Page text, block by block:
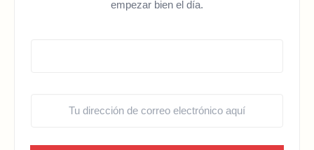
empezar bien el día.